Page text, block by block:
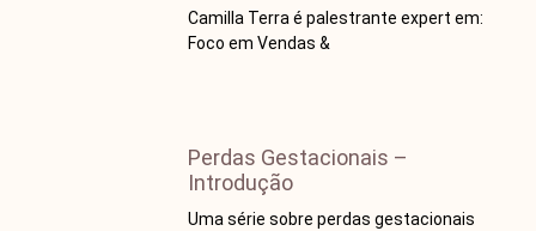
Camilla Terra é palestrante expert em:
Foco em Vendas &
Perdas Gestacionais –
Introdução
Uma série sobre perdas gestacionais